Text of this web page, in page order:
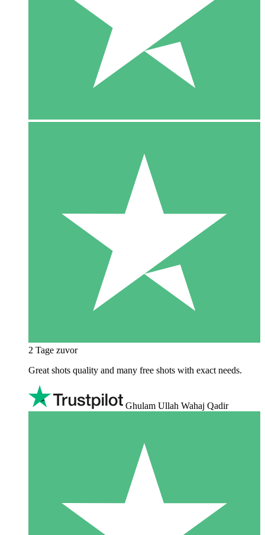
2 Tage zuvor
Great shots quality and many free shots with exact needs.
Ghulam Ullah Wahaj Qadir